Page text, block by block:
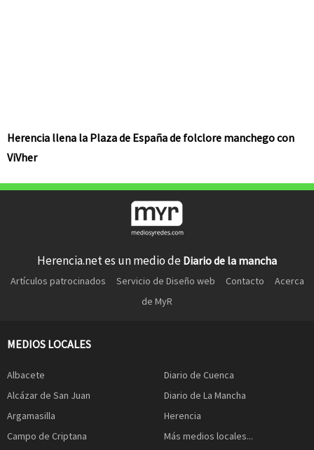
Herencia llena la Plaza de España de folclore manchego con
ViVher
Herencia.net es un medio de Diario de la mancha
Artículos patrocinados Servicio de Diseño web Contacto
Acerca
de MyR
MEDIOS LOCALES
Albacete
Alcázar de San Juan
Argamasilla
Campo de Criptana
Diario de Cuenca
Diario de La Mancha
Herencia
Más medios locales...